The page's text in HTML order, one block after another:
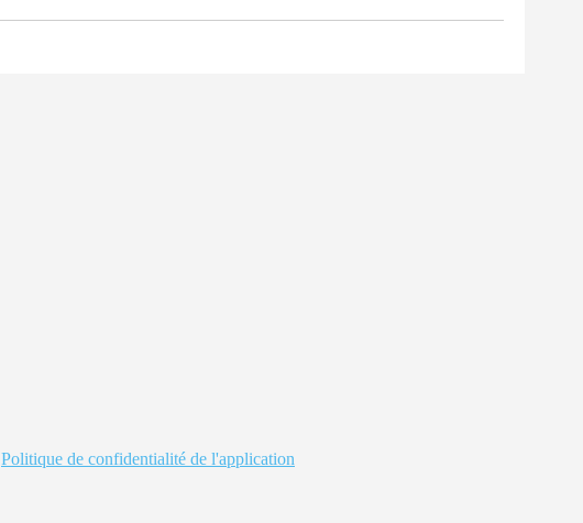
Politique de confidentialité de l'application